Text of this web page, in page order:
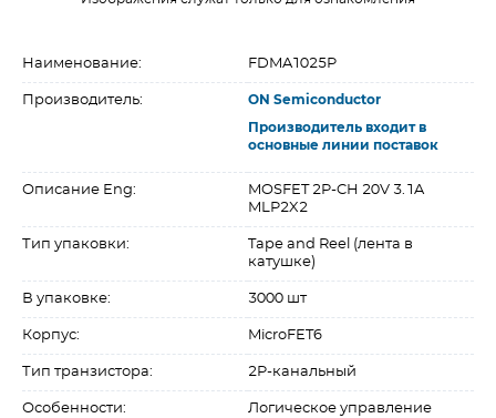
Наименование: FDMA1025P
Производитель: ON Semiconductor
Производитель входит в
основные линии поставок
Описание Eng:
MOSFET 2P-CH 20V 3.1A
MLP2X2
Тип упаковки:
Tape and Reel (лента в
катушке)
В упаковке: 3000 шт
Корпус: MicroFET6
Тип транзистора: 2P-канальный
Особенности: Логическое управление